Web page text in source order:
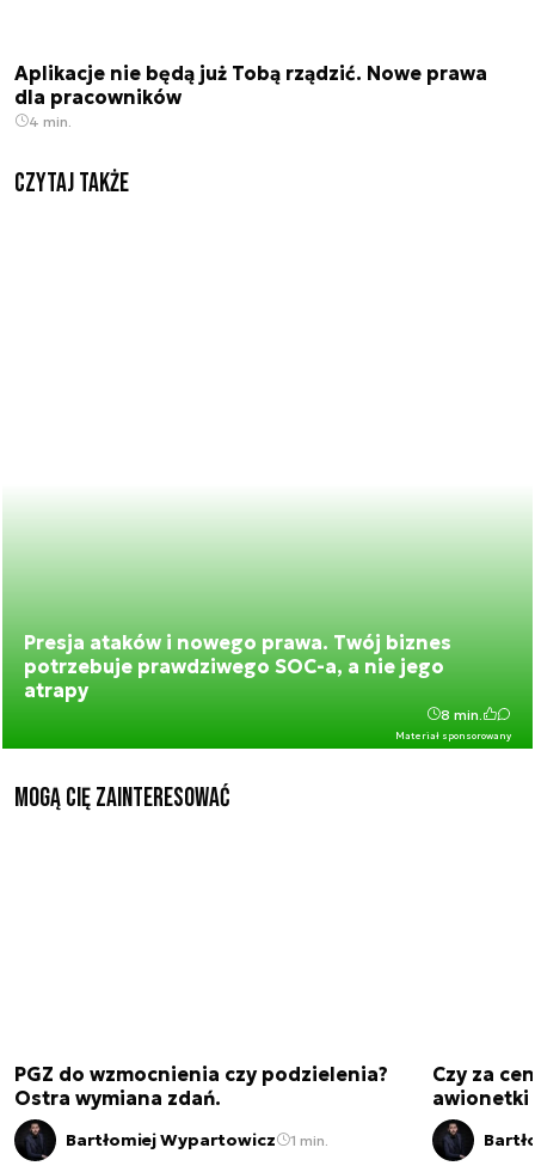
Aplikacje nie będą już Tobą rządzić. Nowe prawa
dla pracowników
4 min.
Czytaj także
Presja ataków i nowego prawa. Twój biznes
potrzebuje prawdziwego SOC-a, a nie jego
atrapy
Materiał sponsorowany
8 min.
Mogą Cię zainteresować
PGZ do wzmocnienia czy podzielenia?
Ostra wymiana zdań.
Bartłomiej Wypartowicz 1 min.
Czy za
awionetki